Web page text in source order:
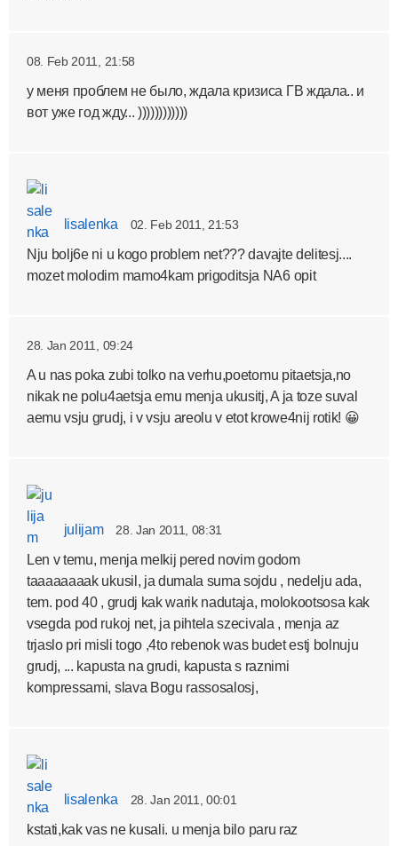
08. Feb 2011, 21:58
у меня проблем не было, ждала кризиса ГВ ждала.. и
вот уже год жду... ))))))))))))
lisalenka 02. Feb 2011, 21:53
Nju bolj6e ni u kogo problem net??? davajte delitesj....
mozet molodim mamo4kam prigoditsja NA6 opit
28. Jan 2011, 09:24
A u nas poka zubi tolko na verhu,poetomu pitaetsja,no
nikak ne polu4aetsja emu menja ukusitj, A ja toze suval
aemu vsju grudj, i v vsju areolu v etot krowe4nij rotik! 😀
julijam 28. Jan 2011, 08:31
Len v temu, menja melkij pered novim godom
taaaaaaaak ukusil, ja dumala suma sojdu , nedelju ada,
tem. pod 40 , grudj kak warik nadutaja, molokootsosa kak
vsegda pod rukoj net, ja pihtela szecivala , menja az
trjaslo pri misli togo ,4to rebenok was budet estj bolnuju
grudj, ... kapusta na grudi, kapusta s raznimi
kompressami, slava Bogu rassosalosj,
lisalenka 28. Jan 2011, 00:01
kstati,kak vas ne kusali. u menja bilo paru raz